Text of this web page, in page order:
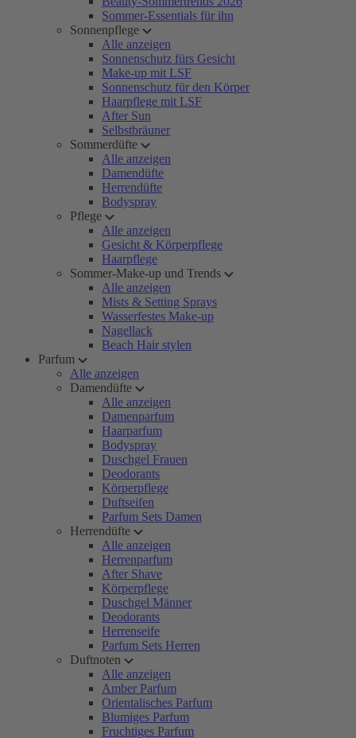
Sommer-Essentials für ihn
Sonnenpflege
Alle anzeigen
Sonnenschutz fürs Gesicht
Make-up mit LSF
Sonnenschutz für den Körper
Haarpflege mit LSF
After Sun
Selbstbräuner
Sommerdüfte
Alle anzeigen
Damendüfte
Herrendüfte
Bodyspray
Pflege
Alle anzeigen
Gesicht & Körperpflege
Haarpflege
Sommer-Make-up und Trends
Alle anzeigen
Mists & Setting Sprays
Wasserfestes Make-up
Nagellack
Beach Hair stylen
Parfum
Alle anzeigen
Damendüfte
Alle anzeigen
Damenparfum
Haarparfum
Bodyspray
Duschgel Frauen
Deodorants
Körperpflege
Duftseifen
Parfum Sets Damen
Herrendüfte
Alle anzeigen
Herrenparfum
After Shave
Körperpflege
Duschgel Männer
Deodorants
Herrenseife
Parfum Sets Herren
Duftnoten
Alle anzeigen
Amber Parfum
Orientalisches Parfum
Blumiges Parfum
Fruchtiges Parfum